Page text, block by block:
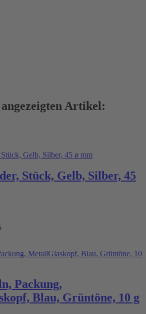
angezeigten Artikel:
Stück, Gelb, Silber, 45
Packung,
Blau, Grüntöne, 10 g